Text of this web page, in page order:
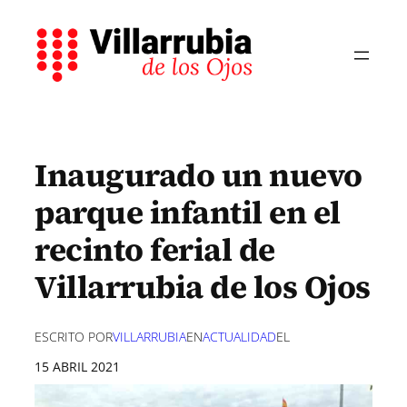
contenido
Inaugurado un nuevo
parque infantil en el
recinto ferial de
Villarrubia de los Ojos
ESCRITO PORVILLARRUBIAENACTUALIDADEL
15 ABRIL 2021